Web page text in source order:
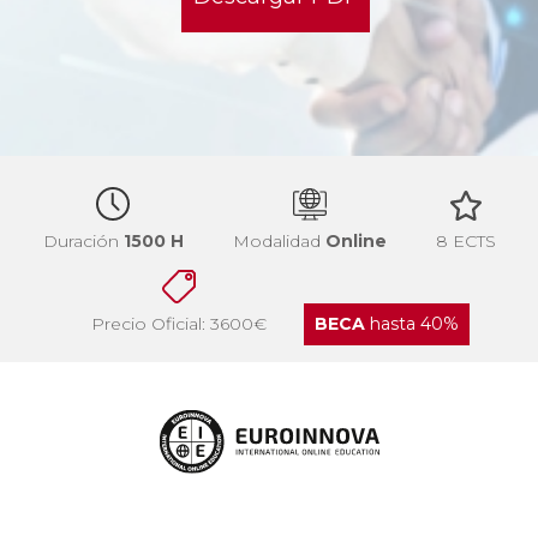
Duración 1500 H Modalidad Online 8 ECTS
Precio Oficial: 3600€ BECAhasta 40%